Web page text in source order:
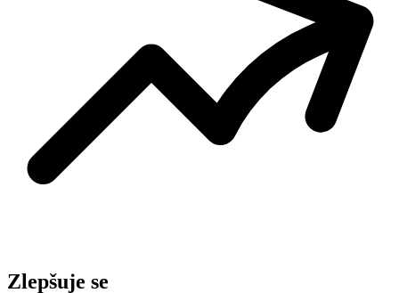
Zlepšuje se